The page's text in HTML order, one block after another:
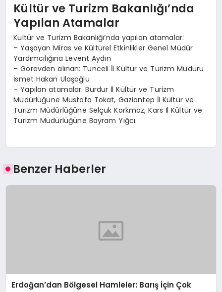
Kültür ve Turizm Bakanlığı’nda
Yapılan Atamalar
Kültür ve Turizm Bakanlığı’nda yapılan atamalar:
– Yaşayan Miras ve Kültürel Etkinlikler Genel Müdür
Yardımcılığına Levent Aydın
– Görevden alınan: Tunceli İl Kültür ve Turizm Müdürü
İsmet Hakan Ulaşoğlu
– Yapılan atamalar: Burdur İl Kültür ve Turizm
Müdürlüğüne Mustafa Tokat, Gaziantep İl Kültür ve
Turizm Müdürlüğüne Selçuk Korkmaz, Kars İl Kültür ve
Turizm Müdürlüğüne Bayram Yığcı.
Benzer Haberler
Erdoğan’dan Bölgesel Hamleler: Barış İçin Çok